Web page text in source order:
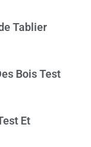
Tablier
Bois Test
Et